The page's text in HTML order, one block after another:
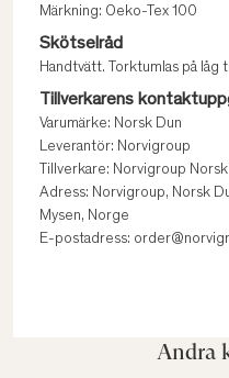
Märkning: Oeko-Tex 100
Skötselråd
Handtvätt. Torktumlas på låg
Tillverkarens
Varumärke: Norsk Dun
Leverantör: Norvigroup
Tillverkare: Norvigroup
Adress: Norvigroup, Norsk
Mysen, Norge
E-postadress:
Andra